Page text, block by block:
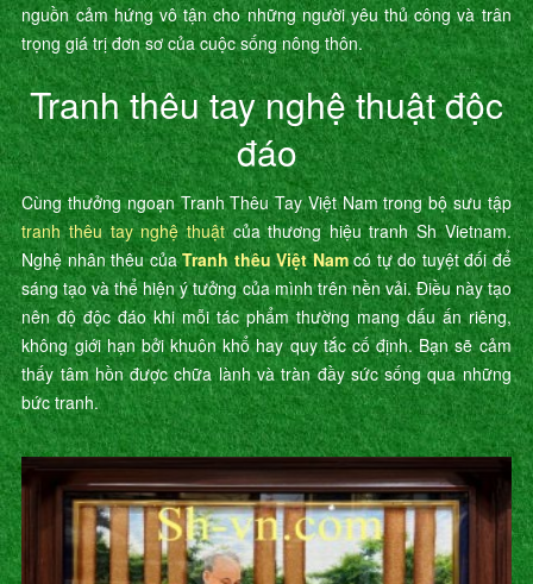
nguồn cảm hứng vô tận cho những người yêu thủ công và trân
trọng giá trị đơn sơ của cuộc sống nông thôn.
Tranh thêu tay nghệ thuật độc
đáo
Cùng thưởng ngoạn Tranh Thêu Tay Việt Nam trong bộ sưu tập
tranh thêu tay nghệ thuậtcủa thương hiệu tranh Sh Vietnam.
Nghệ nhân thêu củaTranh thêu Việt Namcó tự do tuyệt đối để
sáng tạo và thể hiện ý tưởng của mình trên nền vải. Điều này tạo
nên độ độc đáo khi mỗi tác phẩm thường mang dấu ấn riêng,
không giới hạn bởi khuôn khổ hay quy tắc cố định. Bạn sẽ cảm
thấy tâm hồn được chữa lành và tràn đầy sức sống qua những
bức tranh.